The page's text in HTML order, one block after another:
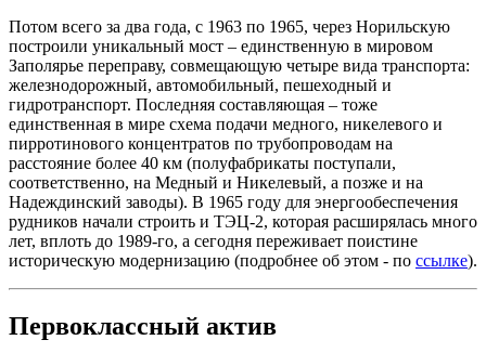
Потом всего за два года, с 1963 по 1965, через Норильскую
построили уникальный мост – единственную в мировом
Заполярье переправу, совмещающую четыре вида транспорта:
железнодорожный, автомобильный, пешеходный и
гидротранспорт. Последняя составляющая – тоже
единственная в мире схема подачи медного, никелевого и
пирротинового концентратов по трубопроводам на
расстояние более 40 км (полуфабрикаты поступали,
соответственно, на Медный и Никелевый, а позже и на
Надеждинский заводы). В 1965 году для энергообеспечения
рудников начали строить и ТЭЦ-2, которая расширялась много
лет, вплоть до 1989-го, а сегодня переживает поистине
историческую модернизацию (подробнее об этом - по ссылке).
Первоклассный актив